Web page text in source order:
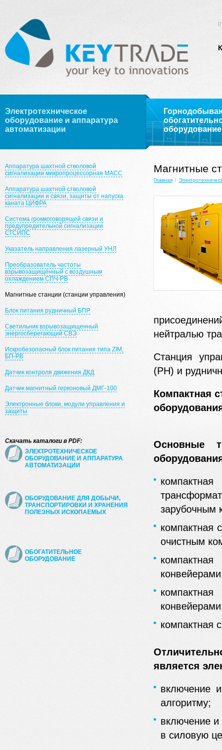
Электротехническое
оборудование и аппаратура
автоматизации
оборудование
Аппаратура шахтной стволовой
сигнализации микропроцессорная МАСС
Аппаратура шахтной стволовой
сигнализации и связи, защиты от напуска
каната ЦИФРА
Система громкоговорящей связи и
предупредительной сигнализации
СГСИПС
Указатель направления лазерный УНЛ
Преобразователь частоты
взрывозащищённый с воздушным
охлаждением СПЧ-РВ
Магнитные станции (станции управления)
Блок питания рудничный БПР
Светильник взрывозащищенный
энергосберегающий СВЭ
Искробезопасный блок питания типа ZIM,
БП-РВ
Датчик контроля движения ДКД
Датчик магнитный герконовый ДМГ-100
Электронные блоки, модули управления и
защиты
Скачать каталоги в PDF:
ЭЛЕКТРОТЕХНИЧЕСКОЕ
ОБОРУДОВАНИЕ И АППАРАТУРА
АВТОМАТИЗАЦИИ
ОБОРУДОВАНИЕ ДЛЯ ДОБЫЧИ,
ТРАНСПОРТИРОВКИ И ХРАНЕНИЯ
ПОЛЕЗНЫХ ИСКОПАЕМЫХ
ОБОГАТИТЕЛЬНОЕ
ОБОРУДОВАНИЕ
Магнитные
Главная /
нейтралью
Станция
(РН) и
Компактная
Основные
зарубочным
компактная
очистным
компактная
является
включение
алгоритму;
включение и
в силовую